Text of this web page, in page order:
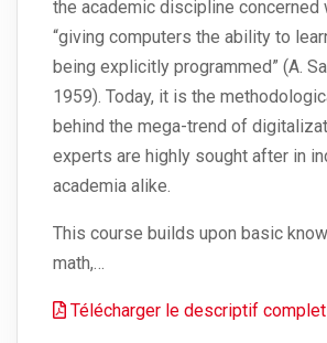
the academic discipline concerned
“giving computers the ability to
being explicitly programmed” (A.
1959). Today, it is the
behind the mega-trend of
experts are highly sought after in
academia alike.
This course builds upon basic
math,…
Télécharger le descriptif complet